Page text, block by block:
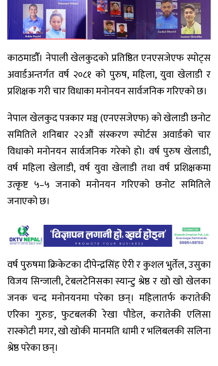
काठमाडाैँ। नेपाली खेलकुदको प्रतिष्ठित एनएसजेएफ स्पोट्स
अवार्डअन्तर्गत वर्ष २०८१ को पुरुष, महिला, युवा खेलाडी र
प्रशिक्षक गरी चार विधाका मनोनयन सार्वजनिक गरिएको छ।
नेपाल खेलकुद पत्रकार मञ्च (एनएसजेएफ) को खेलाडी छनोट
समितिले शनिबार २२औं संस्करण स्पोर्टस अवार्डको चार
विधाको मनोनयन सार्वजनिक गरेको हो। वर्ष पुरुष खेलाडी,
वर्ष महिला खेलाडी, वर्ष युवा खेलाडी तथा वर्ष प्रशिक्षकमा
उत्कृष्ट ५–५ जनाको मनोनयन गरिएको छनोट समितिले
जनाएको छ।
वर्ष पुरुषमा क्रिकेटका दीपेन्द्रसिंह ऐरी र कुशल भुर्तेल, उसुका
विजय सिन्जाली, टेबलटेनिसका स्यान्टु श्रेष्ठ र खो खो खेलका
जनक चन्द मनोनयनमा परेका छन्। महिलातर्फ करातेकी
एरिका गुरुङ, फुटबलकी रेखा पौडेल, करातेकी एलिसा
रास्कोटी मगर, खो खोकी मानमति धामी र भलिबलकी सलिना
श्रेष्ठ परेका छन्।